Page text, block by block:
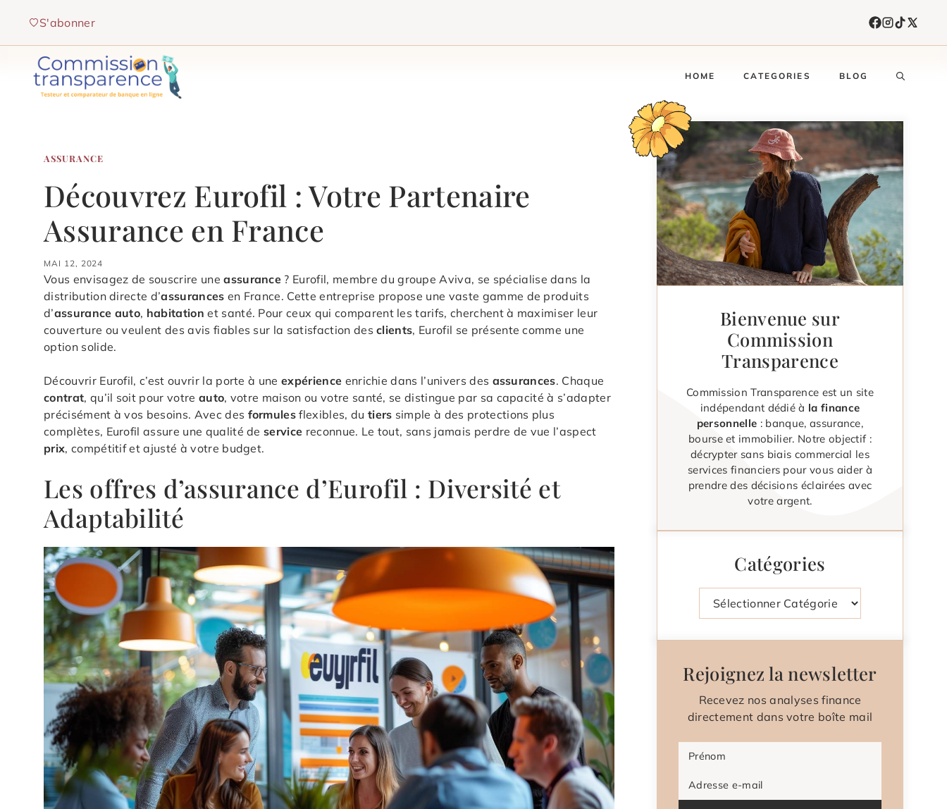
contenu
S'abonner
HOME CATEGORIES BLOG
ASSURANCE
Découvrez Eurofil : Votre Partenaire
Assurance en France
MAI 12, 2024
Vous envisagez de souscrire uneassurance ? Eurofil, membre du groupe Aviva, se spécialise dans la
distribution directe d’assurances en France. Cette entreprise propose une vaste gamme de produits
d’assurance auto, habitation et santé. Pour ceux qui comparent les tarifs, cherchent à maximiser leur
couverture ou veulent des avis fiables sur la satisfaction desclients, Eurofil se présente comme une
option solide.
Découvrir Eurofil, c’est ouvrir la porte à uneexpérience enrichie dans l’univers des assurances. Chaque
contrat, qu’il soit pour votre auto, votre maison ou votre santé, se distingue par sa capacité à s’adapter
précisément à vos besoins. Avec des formules flexibles, du tiers simple à des protections plus
complètes, Eurofil assure une qualité deservice reconnue. Le tout, sans jamais perdre de vue l’aspect
prix, compétitif et ajusté à votre budget.
Les offres d’assurance d’Eurofil : Diversité et
Adaptabilité
Bienvenue sur
Commission
Transparence
Commission Transparence est un site
indépendant dédié à la finance
personnelle : banque, assurance,
bourse et immobilier. Notre objectif :
décrypter sans biais commercial les
services financiers pour vous aider à
prendre des décisions éclairées avec
votre argent.
Catégories
Catégories
Rejoignez la newsletter
Recevez nos analyses finance
directement dans votre boîte mail
Prénom
Adresse e-mail